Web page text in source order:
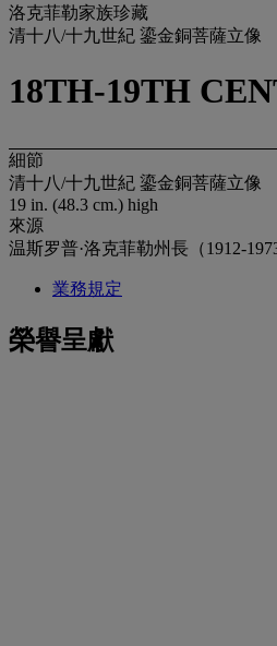
洛克菲勒家族珍藏
清十八/十九世紀 鎏金銅菩薩立像
18TH-19TH
細節
清十八/十九世紀 鎏金銅菩薩立像
19 in. (48.3 cm.) high
來源
温斯罗普·洛克菲勒州長（1912-
業務規定
榮譽呈獻